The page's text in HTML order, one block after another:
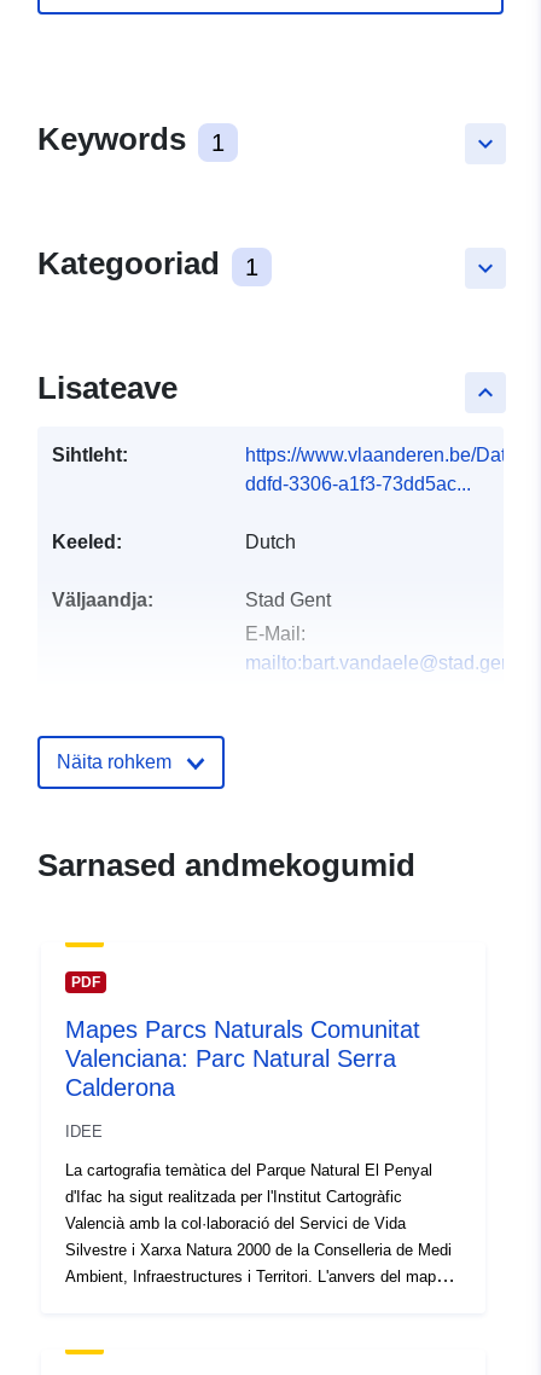
keyboard_arrow_down
Keywords 1
keyboard_arrow_down
Kategooriad 1
keyboard_arrow_up
Lisateave
Sihtleht:
https://www.vlaanderen.be/
ddfd-3306-a1f3-73dd5ac...
Keeled: Dutch
Väljaandja:
Stad Gent
E-Mail:
mailto:bart.vandaele@stad.gent
Kataloogi kirje: Lisatud andmetele.europa.eu:
2026
uriRef:
http://data.europa.eu/88u/dataset/
sed:
Näita rohkem
Sarnased andmekogumid
PDF
Mapes Parcs Naturals Comunitat
Valenciana: Parc Natural Serra
Calderona
IDEE
La cartografia temàtica del Parque Natural El Penyal
d'Ifac ha sigut realitzada per l'Institut Cartogràfic
Valencià amb la col·laboració del Servici de Vida
Silvestre i Xarxa Natura 2000 de la Conselleria de Medi
Ambient, Infraestructures i Territori. L'anvers del mapa
sobre la qual es plasma la informació temàtica de rutes,